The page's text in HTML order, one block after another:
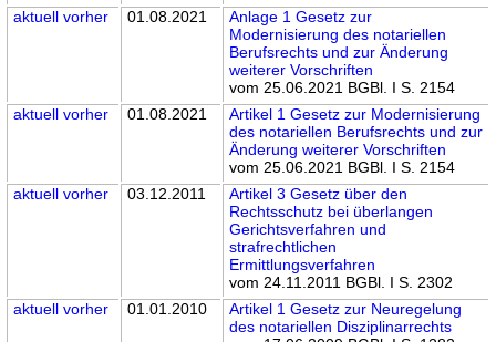
aktuell vorher 01.08.2021
Anlage 1 Gesetz zur
Modernisierung des notariellen
Berufsrechts und zur Änderung
weiterer Vorschriften
vom 25.06.2021 BGBl. I S. 2154
aktuell vorher 01.08.2021
Artikel 1 Gesetz zur Modernisierung
des notariellen Berufsrechts und zur
Änderung weiterer Vorschriften
vom 25.06.2021 BGBl. I S. 2154
aktuell vorher 03.12.2011
Artikel 3 Gesetz über den
Rechtsschutz bei überlangen
Gerichtsverfahren und
strafrechtlichen
Ermittlungsverfahren
vom 24.11.2011 BGBl. I S. 2302
aktuell vorher 01.01.2010
Artikel 1 Gesetz zur Neuregelung
des notariellen Disziplinarrechts